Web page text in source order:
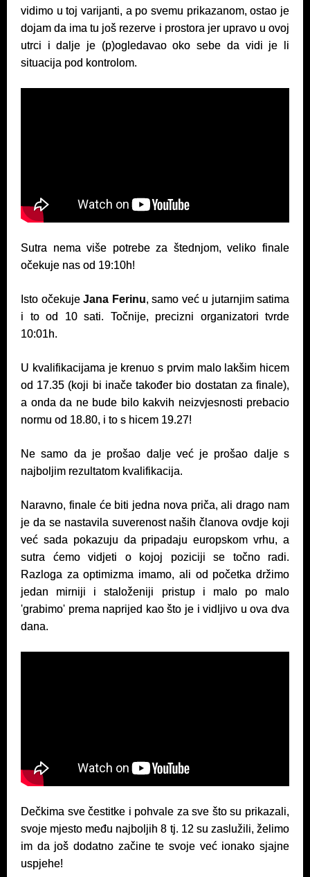
vidimo u toj varijanti, a po svemu prikazanom, ostao je
dojam da ima tu još rezerve i prostora jer upravo u ovoj
utrci i dalje je (p)ogledavao oko sebe da vidi je li
situacija pod kontrolom.
Sutra nema više potrebe za štednjom, veliko finale
očekuje nas od 19:10h!
Isto očekuje Jana Ferinu, samo već u jutarnjim satima
i to od 10 sati. Točnije, precizni organizatori tvrde
10:01h.
U kvalifikacijama je krenuo s prvim malo lakšim hicem
od 17.35 (koji bi inače također bio dostatan za finale),
a onda da ne bude bilo kakvih neizvjesnosti prebacio
normu od 18.80, i to s hicem 19.27!
Ne samo da je prošao dalje već je prošao dalje s
najboljim rezultatom kvalifikacija.
Naravno, finale će biti jedna nova priča, ali drago nam
je da se nastavila suverenost naših članova ovdje koji
već sada pokazuju da pripadaju europskom vrhu, a
sutra ćemo vidjeti o kojoj poziciji se točno radi.
Razloga za optimizma imamo, ali od početka držimo
jedan mirniji i staloženiji pristup i malo po malo
'grabimo' prema naprijed kao što je i vidljivo u ova dva
dana.
Dečkima sve čestitke i pohvale za sve što su prikazali,
svoje mjesto među najboljih 8 tj. 12 su zaslužili, želimo
im da još dodatno začine te svoje već ionako sjajne
uspjehe!